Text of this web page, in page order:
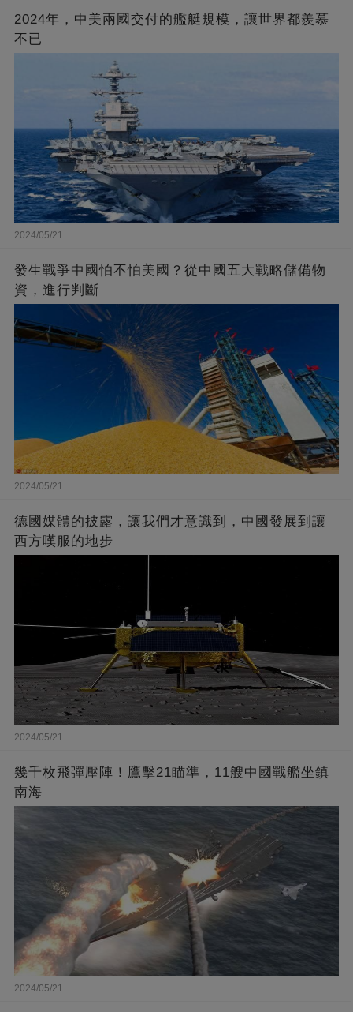
2024年，中美兩國交付的艦艇規模，讓世界都羨慕
不已
2024/05/21
發生戰爭中國怕不怕美國？從中國五大戰略儲備物
資，進行判斷
2024/05/21
德國媒體的披露，讓我們才意識到，中國發展到讓
西方嘆服的地步
2024/05/21
幾千枚飛彈壓陣！鷹擊21瞄準，11艘中國戰艦坐鎮
南海
2024/05/21